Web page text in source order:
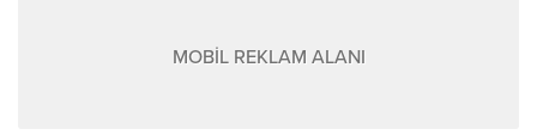
MOBİL REKLAM ALANI